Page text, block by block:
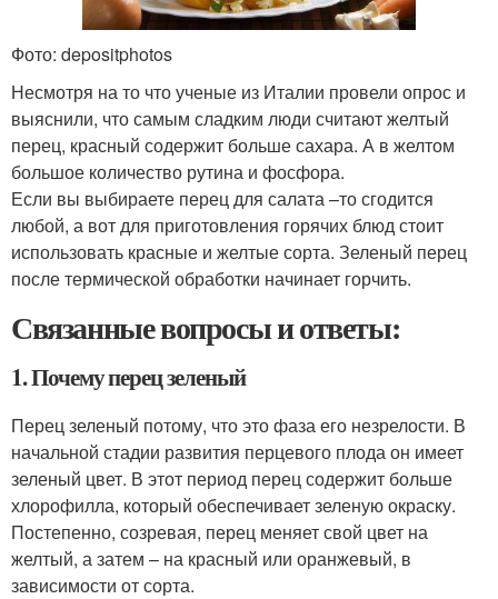
Фото: depositphotos
Несмотря на то что ученые из Италии провели опрос и
выяснили, что самым сладким люди считают желтый
перец, красный содержит больше сахара. А в желтом
большое количество рутина и фосфора.
Если вы выбираете перец для салата –то сгодится
любой, а вот для приготовления горячих блюд стоит
использовать красные и желтые сорта. Зеленый перец
после термической обработки начинает горчить.
Связанные вопросы и ответы:
1. Почему перец зеленый
Перец зеленый потому, что это фаза его незрелости. В
начальной стадии развития перцевого плода он имеет
зеленый цвет. В этот период перец содержит больше
хлорофилла, который обеспечивает зеленую окраску.
Постепенно, созревая, перец меняет свой цвет на
желтый, а затем – на красный или оранжевый, в
зависимости от сорта.